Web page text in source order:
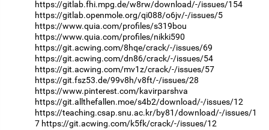
https://gitlab.fhi.mpg.de/w8rw/download/-/issues/154
https://gitlab.openmole.org/qi088/o6jv/-/issues/5
https://www.quia.com/profiles/s319bou
https://www.quia.com/profiles/nikki590
https://git.acwing.com/8hqe/crack/-/issues/69
https://git.acwing.com/dn86/crack/-/issues/54
https://git.acwing.com/mv1z/crack/-/issues/57
https://git.fsz53.de/99v8h/v8ft/-/issues/28
https://www.pinterest.com/kavirparshva
https://git.allthefallen.moe/s4b2/download/-/issues/12
https://teaching.csap.snu.ac.kr/by81/download/-/issues/1
7 https://git.acwing.com/k5fk/crack/-/issues/12